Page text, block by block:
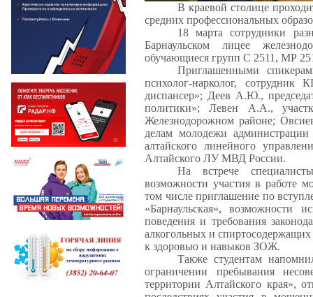
В краевой столице
средних профессиональных
18 марта сотрудники
Барнаульском лицее
обучающиеся групп С 2511, МР
Приглашенными
психолог-нарколог, сотрудник
диспансер»; Деев А.Ю.,
политики»; Левен А.А.,
Железнодорожном районе;
делам молодежи
алтайского линейного
Алтайского ЛУ МВД России.
На встрече
возможности участия в работе
том числе приглашение по
«Барнаульская», возможности
поведения и требования
алкогольных и
к здоровью и навыков ЗОЖ.
Также студентам
ограничении пребывания
территории Алтайского края»,